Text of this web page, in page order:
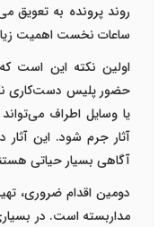
روند پرونده به تعویق
ساعات نخست اهمیت
اولین نکته این است که
حضور پلیس دست‌کاری
یا وسایل اطراف
آثار جرم شود. این
آگاهی بسیار حیاتی
دومین اقدام ضروری،
مداربسته است. در